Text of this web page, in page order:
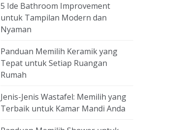
5 Ide Bathroom Improvement
untuk Tampilan Modern dan
Nyaman
Panduan Memilih Keramik yang
Tepat untuk Setiap Ruangan
Rumah
Jenis-Jenis Wastafel: Memilih yang
Terbaik untuk Kamar Mandi Anda